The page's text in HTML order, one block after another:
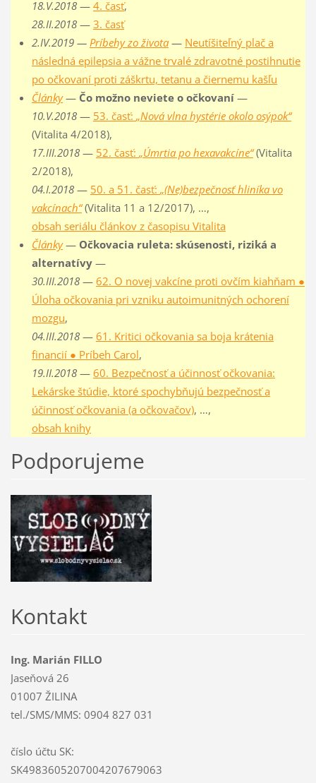
18.V.2018— 4. časť,
28.II.2018— 3. časť
2.IV.2019 — Príbehy zo života— Neutíšiteľný plač a
následná epilepsia a vážne trvalé zdravotné postihnutie
po očkovaní proti záškrtu, tetanu a čiernemu kašľu
Články— Čo možno neviete o očkovaní—
10.V.2018— 53. časť: „Nová vlna hystérie okolo osýpok“
(Vitalita 4/2018),
17.III.2018— 52. časť: „Úmrtia po hexavakcíne“(Vitalita
2/2018),
04.I.2018— 50. a 51. časť: „(Ne)bezpečnosť hliníka vo
vakcínach“(Vitalita 11 a 12/2017), …,
obsah seriálu článkov z časopisu Vitalita
Články— Očkovacia ruleta: skúsenosti, riziká a
alternatívy—
30.III.2018— 62. O novej vakcíne proti ovčím kiahňam ●
Úloha očkovania pri vzniku autoimunitných ochorení
mozgu,
04.III.2018— 61. Kritici očkovania sa boja krátenia
financií ● Príbeh Carol,
19.II.2018— 60. Bezpečnosť a účinnosť očkovania:
Lekárske štúdie, ktoré spochybňujú bezpečnosť a
účinnosť očkovania (a očkovačov), …,
obsah knihy
Podporujeme
Kontakt
Ing. Marián FILLO
Jaseňová 26
01007 ŽILINA
tel./SMS/MMS: 0904 827 031
číslo účtu SK:
SK4983605207004207679063